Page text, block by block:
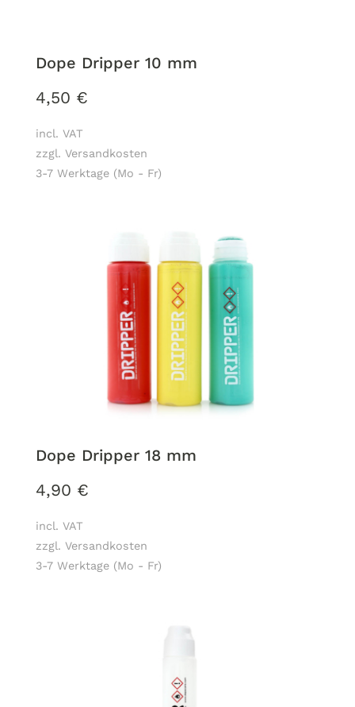
Dope Dripper 10 mm
4,50 €
incl. VAT
zzgl. Versandkosten
3-7 Werktage (Mo - Fr)
Dope Dripper 18 mm
4,90 €
incl. VAT
zzgl. Versandkosten
3-7 Werktage (Mo - Fr)